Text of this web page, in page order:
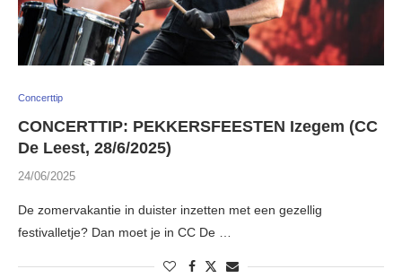
Concerttip
CONCERTTIP: PEKKERSFEESTEN Izegem (CC
De Leest, 28/6/2025)
24/06/2025
De zomervakantie in duister inzetten met een gezellig
festivalletje? Dan moet je in CC De …